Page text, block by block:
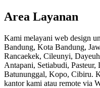
Area Layanan
Kami melayani web design
Bandung, Kota Bandung,
Rancaekek, Cileunyi,
Antapani, Setiabudi,
Batununggal, Kopo, Cibiru.
kantor kami atau remote via